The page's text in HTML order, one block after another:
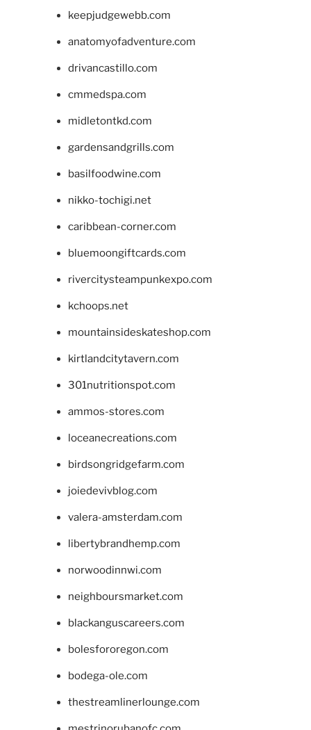
keepjudgewebb.com
anatomyofadventure.com
drivancastillo.com
cmmedspa.com
midletontkd.com
gardensandgrills.com
basilfoodwine.com
nikko-tochigi.net
caribbean-corner.com
bluemoongiftcards.com
rivercitysteampunkexpo.com
kchoops.net
mountainsideskateshop.com
kirtlandcitytavern.com
301nutritionspot.com
ammos-stores.com
loceanecreations.com
birdsongridgefarm.com
joiedevivblog.com
valera-amsterdam.com
libertybrandhemp.com
norwoodinnwi.com
neighboursmarket.com
blackanguscareers.com
bolesfororegon.com
bodega-ole.com
thestreamlinerlounge.com